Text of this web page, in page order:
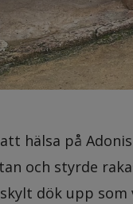
hälsa på
och styrde
dök upp